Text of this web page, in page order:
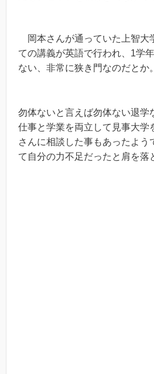
岡本さんが通っていた上智大
ての講義が英語で行われ、1学
ない、非常に狭き門なのだとか。
勿体ないと言えば勿体ない退学
仕事と学業を両立して見事大学
さんに相談した事もあったよう
て自分の力不足だったと肩を落